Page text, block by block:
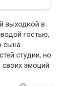
выходкой в
гостью,
сына.
студии, но
эмоций.